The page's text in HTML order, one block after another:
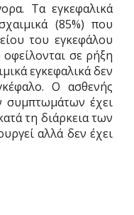
Τα εγκεφαλικά
(85%) που
του εγκεφάλου
σε ρήξη
εγκεφαλικά δεν
Ο ασθενής
συμπτωμάτων έχει
τη διάρκεια των
αλλά δεν έχει